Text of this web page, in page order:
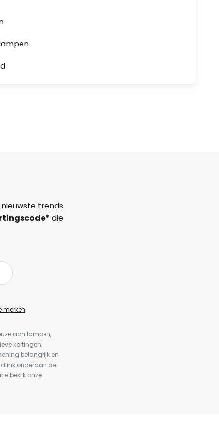
trends
die
merken.
aan lampen,
kortingen,
belangrijk en
onderaan de
bekijk onze